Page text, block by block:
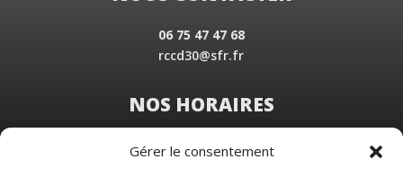
Gérer le consentement
06 75 47 47 68
rccd30@sfr.fr
NOS HORAIRES
Du Lundi au Vendredi